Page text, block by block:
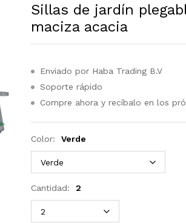
Sillas de jardín
maciza acacia
Enviado por Haba Trading B.V
Soporte rápido
Compre ahora y recíbalo en los
Color: Verde
Cantidad: 2